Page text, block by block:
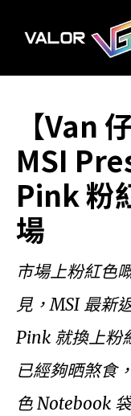
【Van
MSI
Pink 粉
場
市場上粉紅色
見，MSI 最新
Pink 就換上粉
已經夠晒煞食
色 Notebook